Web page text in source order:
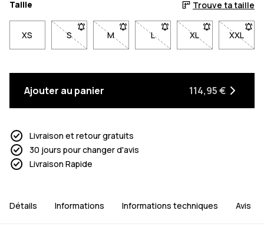
Taille Trouve ta taille
XS S- Taille S non disponible. Clique pour être averti
M- Taille M non disponible. Clique pour
L- Taille L non disponible.
XL- Taille XL non
XXL
-
Ajouter au panier 114,95 €
Livraison et retour gratuits
30 jours pour changer d'avis
Livraison Rapide
Détails Informations Informations techniques Avis